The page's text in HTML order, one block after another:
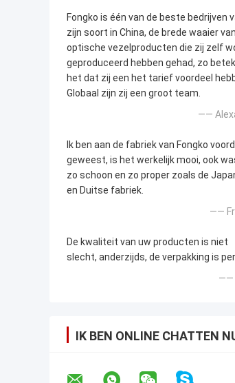
Fongko is één van de beste bedrijven
zijn soort in China, de brede waaier van
optische vezelproducten die zij zelf
geproduceerd hebben gehad, zo
het dat zij een het tarief voordeel
Globaal zijn zij een groot team.
——
Ik ben aan de fabriek van Fongko
geweest, is het werkelijk mooi, ook
zo schoon en zo proper zoals de
en Duitse fabriek.
——
De kwaliteit van uw producten is niet
slecht, anderzijds, de verpakking is
——
IK BEN ONLINE CHATTEN